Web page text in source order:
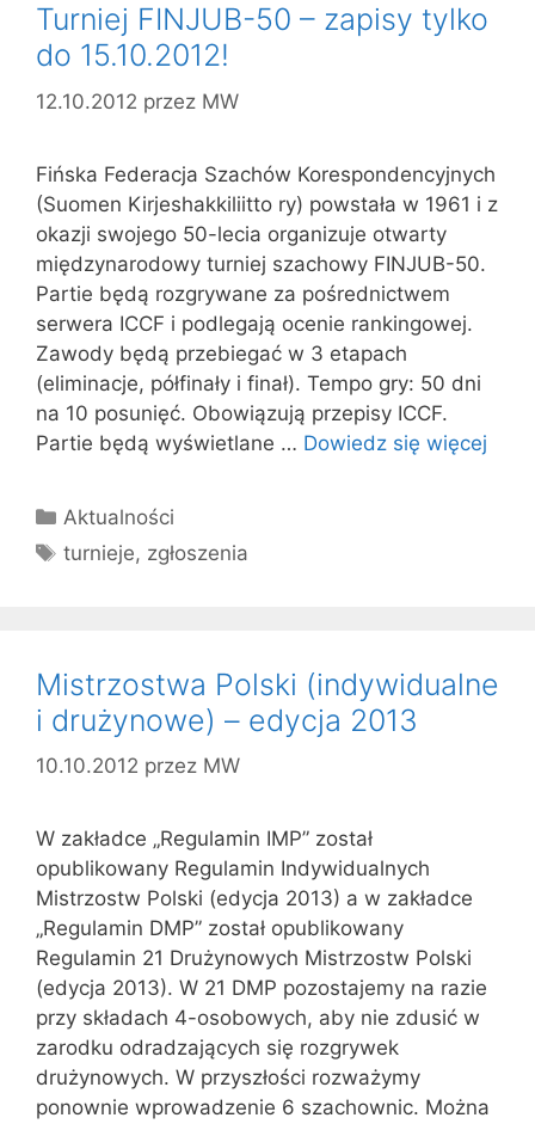
Turniej FINJUB-50 – zapisy tylko
do 15.10.2012!
12.10.2012 przez MW
Fińska Federacja Szachów Korespondencyjnych
(Suomen Kirjeshakkiliitto ry) powstała w 1961 i z
okazji swojego 50-lecia organizuje otwarty
międzynarodowy turniej szachowy FINJUB-50.
Partie będą rozgrywane za pośrednictwem
serwera ICCF i podlegają ocenie rankingowej.
Zawody będą przebiegać w 3 etapach
(eliminacje, półfinały i finał). Tempo gry: 50 dni
na 10 posunięć. Obowiązują przepisy ICCF.
Partie będą wyświetlane … Dowiedz się więcej
Kategorie
Aktualności
Tagi
turnieje, zgłoszenia
Mistrzostwa Polski (indywidualne
i drużynowe) – edycja 2013
10.10.2012 przez MW
W zakładce „Regulamin IMP” został
opublikowany Regulamin Indywidualnych
Mistrzostw Polski (edycja 2013) a w zakładce
„Regulamin DMP” został opublikowany
Regulamin 21 Drużynowych Mistrzostw Polski
(edycja 2013). W 21 DMP pozostajemy na razie
przy składach 4-osobowych, aby nie zdusić w
zarodku odradzających się rozgrywek
drużynowych. W przyszłości rozważymy
ponownie wprowadzenie 6 szachownic. Można